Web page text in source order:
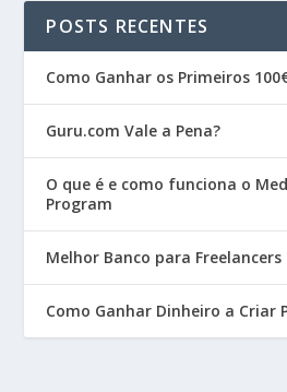
POSTS RECENTES
Como Ganhar os Primeiros
Guru.com Vale a Pena?
O que é e como funciona o
Program
Melhor Banco para
Como Ganhar Dinheiro a Criar